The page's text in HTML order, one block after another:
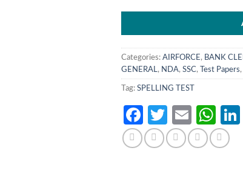
Categories: AIRFORCE , BANK
GENERAL , NDA, SSC, Test Papers,
Tag: SPELLING TEST
Facebook
Twitter
Email